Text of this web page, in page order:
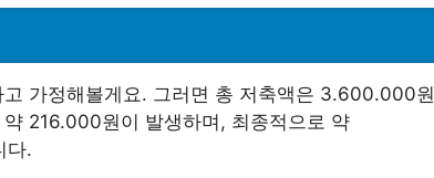
가정해볼게요. 그러면 총 저축액은 3.600.000원
216.000원이 발생하며, 최종적으로 약
다.